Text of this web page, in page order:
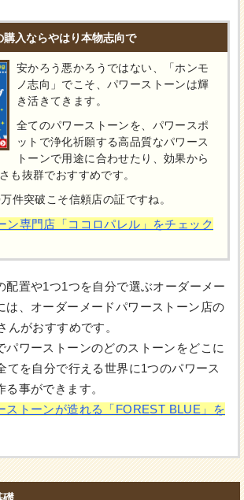
購入ならやはり本物志向で
安かろう悪かろうではない、「ホンモ
ノ志向」でこそ、パワーストーンは輝
き活きてきます。
全てのパワーストーンを、パワースポ
ットで浄化祈願する高品質なパワース
トーンで用途に合わせたり、効果から
も抜群でおすすめです。
件突破こそ信頼店の証ですね。
ン専門店「ココロパレル」をチェック
配置や1つ1つを自分で選ぶオーダーメー
は、オーダーメードパワーストーン店の
んがおすすめです。
パワーストーンのどのストーンをどこに
てを自分で行える世界に1つのパワース
る事ができます。
ストーンが造れる「FOREST BLUE」を